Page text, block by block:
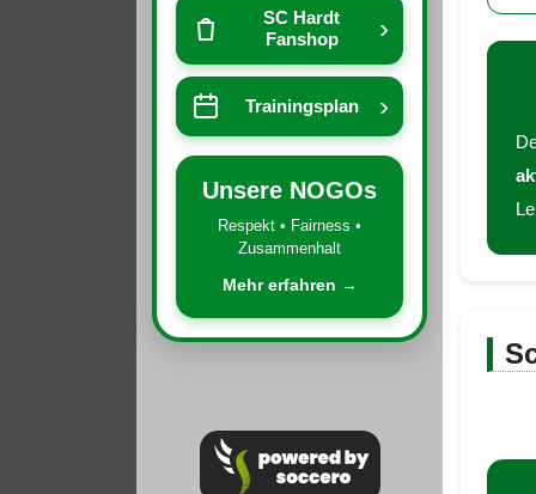
SC Hardt
Fanshop
›
Trainingsplan ›
Unsere NOGOs
Respekt • Fairness •
Zusammenhalt
Mehr erfahren →